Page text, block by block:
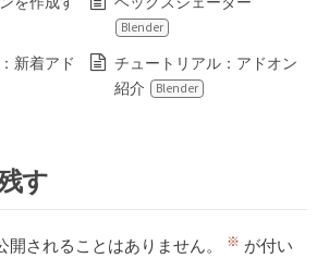
Blender
新着アド
チュートリアル：アドオン
紹介
Blender
す
されることはありません。 ※ が付い